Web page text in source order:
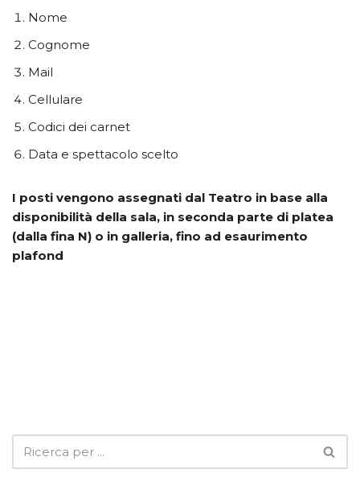
Nome
Cognome
Mail
Cellulare
Codici dei carnet
Data e spettacolo scelto
I posti vengono assegnati dal Teatro in base alla
disponibilità della sala, in seconda parte di platea
(dalla fina N) o in galleria, fino ad esaurimento
plafond